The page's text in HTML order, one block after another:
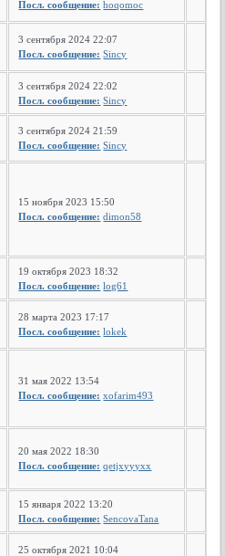
Посл. сообщение: hoqomoc
3 сентября 2024 22:07
Посл. сообщение: Sincy
3 сентября 2024 22:02
Посл. сообщение: Sincy
3 сентября 2024 21:59
Посл. сообщение: Sincy
15 ноября 2023 15:50
Посл. сообщение: dimon58
19 октября 2023 18:32
Посл. сообщение: log61
28 марта 2023 17:17
Посл. сообщение: lokek
31 мая 2022 13:54
Посл. сообщение: xofarim493
20 мая 2022 18:30
Посл. сообщение: qetjxyyyxx
15 января 2022 13:20
Посл. сообщение: SencovaTana
25 октября 2021 10:04